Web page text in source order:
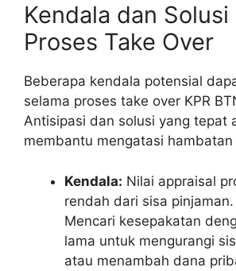
Kendala dan Solusi
Proses Take Over
Beberapa kendala potensial
selama proses take over KPR
Antisipasi dan solusi yang tepat
membantu mengatasi
Kendala: Nilai appraisal
rendah dari sisa pinjaman.
Mencari kesepakatan
lama untuk mengurangi
atau menambah dana